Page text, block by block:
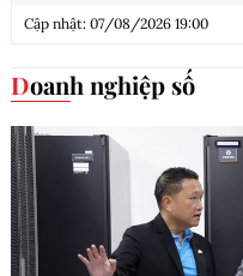
Cập nhật: 07/08/2026 19:00
Doanh nghiệp số